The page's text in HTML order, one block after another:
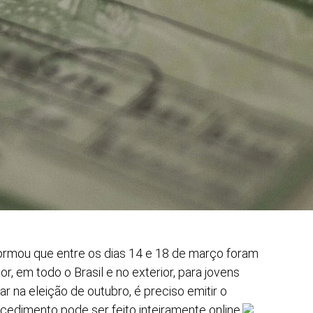
que entre os dias 14 e 18 de março foram
em todo o Brasil e no exterior, para jovens
na eleição de outubro, é preciso emitir o
pode ser feito inteiramente online